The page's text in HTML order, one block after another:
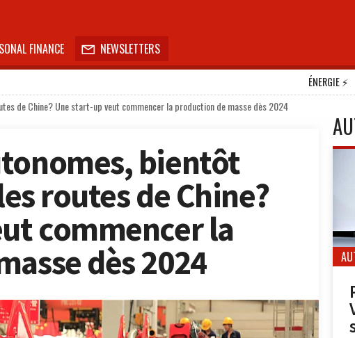
FINANCE  NEWSLETTERS
ÉNERGIE⚡
de Chine? Une start-up veut commencer la production de masse dès 2024
bientôt
routes de Chine?
commencer la
dès 2024